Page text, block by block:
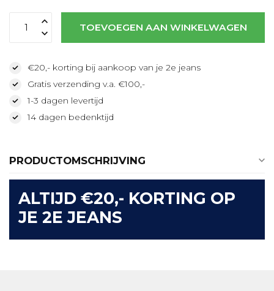
Lees meer
TOEVOEGEN AAN WINKELWAGEN
€20,- korting bij aankoop van je 2e jeans
Gratis verzending v.a. €100,-
1-3 dagen levertijd
14 dagen bedenktijd
PRODUCTOMSCHRIJVING
ALTIJD €20,- KORTING OP
JE 2E JEANS